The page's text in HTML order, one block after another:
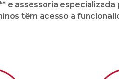
inadimplentes sem custos ao